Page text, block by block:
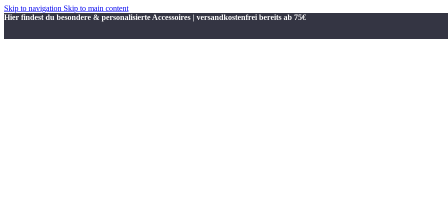
Skip to navigation Skip to main content
Hier findest du besondere & personalisierte Accessoires | versandkostenfrei bereits ab 75€